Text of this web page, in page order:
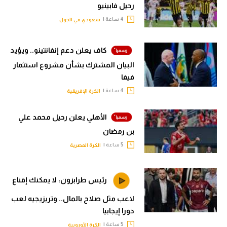
رحيل فابينيو
سعودي في الجول
كاف يعلن دعم إنفانتينو.. ويؤيد
البيان المشترك بشأن مشروع استثمار
فيفا
الكرة الإفريقية
الأهلي يعلن رحيل محمد علي
بن رمضان
الكرة المصرية
رئيس طرابزون: لا يمكنك إقناع
لاعب مثل صلاح بالمال.. وتريزيجيه لعب
دورا إيجابيا
الكرة الأوروبية